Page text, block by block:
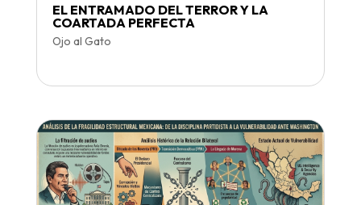
EL ENTRAMADO DEL TERROR Y LA
COARTADA PERFECTA
Ojo al Gato